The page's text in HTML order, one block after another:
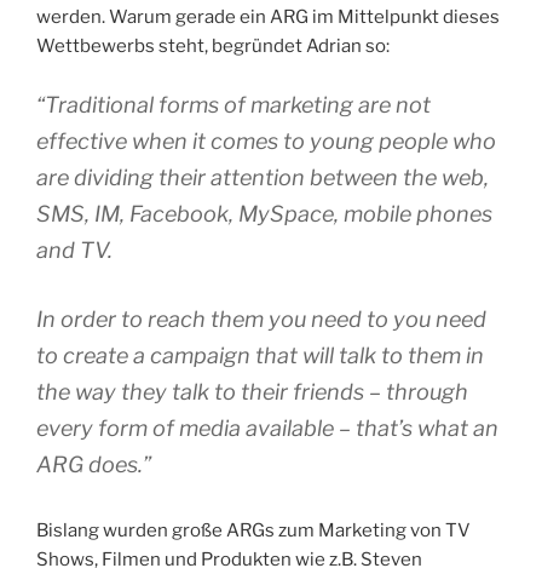
werden. Warum gerade ein ARG im Mittelpunkt dieses
Wettbewerbs steht, begründet Adrian so:
“Traditional forms of marketing are not
effective when it comes to young people who
are dividing their attention between the web,
SMS, IM, Facebook, MySpace, mobile phones
and TV.
In order to reach them you need to you need
to create a campaign that will talk to them in
the way they talk to their friends – through
every form of media available – that’s what an
ARG does.”
Bislang wurden große ARGs zum Marketing von TV
Shows, Filmen und Produkten wie z.B. Steven